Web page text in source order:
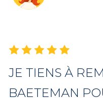
JE TIENS À
BAETEMAN